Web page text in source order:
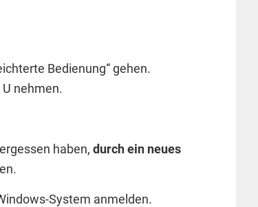
Bedienung“ gehen.
nehmen.
haben, durch ein neues
System anmelden.